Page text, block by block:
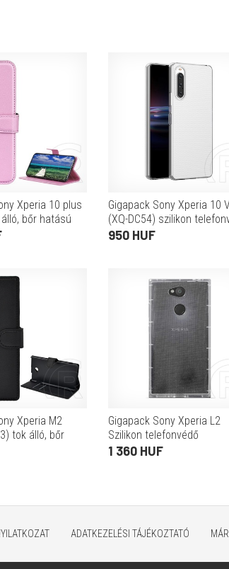
Xperia 10 plus
bőr hatású
funkció,
Gigapack Sony Xperia 10
(XQ-DC54) szilikon
(ultravékony) átlátszó
950 HUF
Xperia M2
tok álló, bőr
nyíló,
Gigapack Sony Xperia L2
Szilikon telefonvédő
(közepesen ütésálló,
1 360 HUF
ADATKEZELÉSI TÁJÉKOZTATÓ